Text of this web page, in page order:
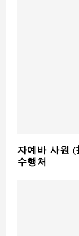
자예바 사원
수행처